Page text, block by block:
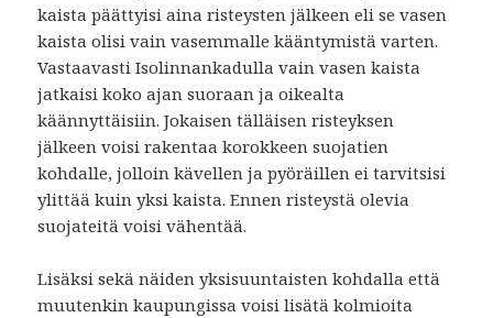
kaista päättyisi aina risteysten jälkeen eli se vasen
kaista olisi vain vasemmalle kääntymistä varten.
Vastaavasti Isolinnankadulla vain vasen kaista
jatkaisi koko ajan suoraan ja oikealta
käännyttäisiin. Jokaisen tälläisen risteyksen
jälkeen voisi rakentaa korokkeen suojatien
kohdalle, jolloin kävellen ja pyöräillen ei tarvitsisi
ylittää kuin yksi kaista. Ennen risteystä olevia
suojateitä voisi vähentää.
Lisäksi sekä näiden yksisuuntaisten kohdalla että
muutenkin kaupungissa voisi lisätä kolmioita